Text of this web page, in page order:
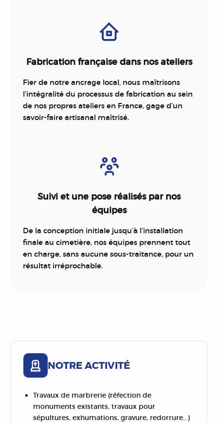
Fabrication française dans nos ateliers
Fier de notre ancrage local, nous maîtrisons
l’intégralité du processus de fabrication au sein
de nos propres ateliers en France, gage d’un
savoir-faire artisanal maîtrisé.
Suivi et une pose réalisés par nos
équipes
De la conception initiale jusqu’à l’installation
finale au cimetière, nos équipes prennent tout
en charge, sans aucune sous-traitance, pour un
résultat irréprochable.
NOTRE ACTIVITÉ
Travaux de marbrerie (réfection de
monuments existants, travaux pour
sépultures, exhumations, gravure, redorrure…)